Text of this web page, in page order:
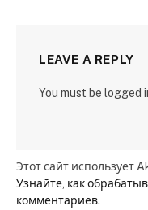
LEAVE A REPLY
You must be logged
Этот сайт использует
Узнайте, как
комментариев.